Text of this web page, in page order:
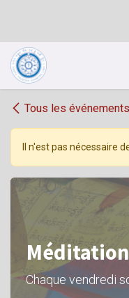
Se rendre au contenu
Tous les événements
Il n'est pas nécessaire
Chaque vendredi